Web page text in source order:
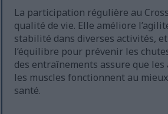
La participation régulière au
qualité de vie. Elle améliore
stabilité dans diverses activités,
l’équilibre pour prévenir les
des entraînements assure que
les muscles fonctionnent au
santé.